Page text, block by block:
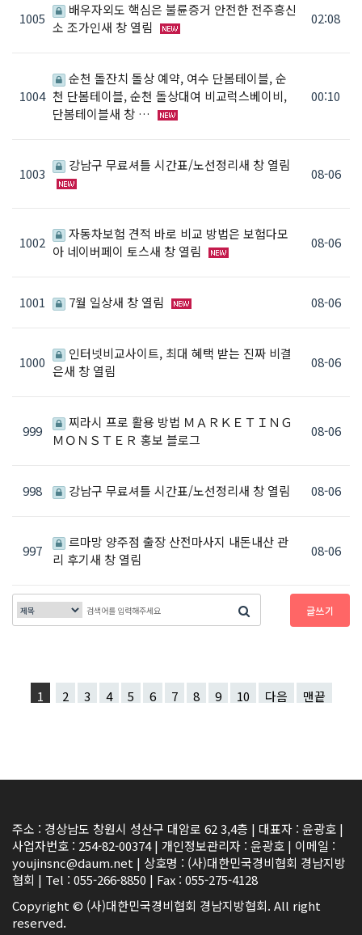
1005
배우자외도 핵심은 불륜증거 안전한 전주흥신
소 조가인새 창 열림
02:08
1004
순천 돌잔치 돌상 예약, 여수 단봄테이블, 순
천 단봄테이블, 순천 돌상대여 비교럭스베이비,
단봄테이블새 창 …
00:10
1003
강남구 무료셔틀 시간표/노선정리새 창 열림
08-06
1002
자동차보험 견적 바로 비교 방법은 보험다모
아 네이버페이 토스새 창 열림
08-06
1001 7월 일상새 창 열림 08-06
1000
인터넷비교사이트, 최대 혜택 받는 진짜 비결
은새 창 열림
08-06
999
찌라시 프로 활용 방법 ＭＡＲＫＥＴＩＮＧ
ＭＯＮＳＴＥＲ 홍보 블로그
08-06
998 강남구 무료셔틀 시간표/노선정리새 창 열림 08-06
997
르마망 양주점 출장 산전마사지 내돈내산 관
리 후기새 창 열림
08-06
글쓰기
1 2 3 4 5 6 7 8 9 10 다음 맨끝
주소 : 경상남도 창원시 성산구 대암로 62 3,4층 | 대표자 : 윤광호 |
사업자번호 : 254-82-00374 | 개인정보관리자 : 윤광호 | 이메일 :
youjinsnc@daum.net | 상호명 : (사)대한민국경비협회 경남지방
협회 | Tel : 055-266-8850 | Fax : 055-275-4128
Copyright © (사)대한민국경비협회 경남지방협회. All right
reserved.